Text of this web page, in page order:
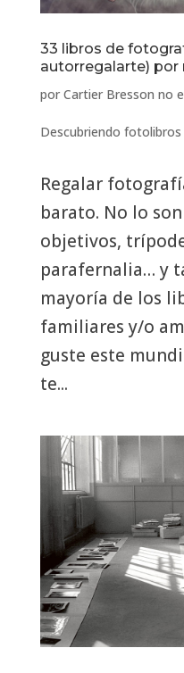
33 libros de
autorregalarte) por
por Cartier Bresson no
Descubriendo fotolibros
Regalar
barato. No lo
objetivos,
parafernalia… y
mayoría de los
familiares y/o
guste este
te...